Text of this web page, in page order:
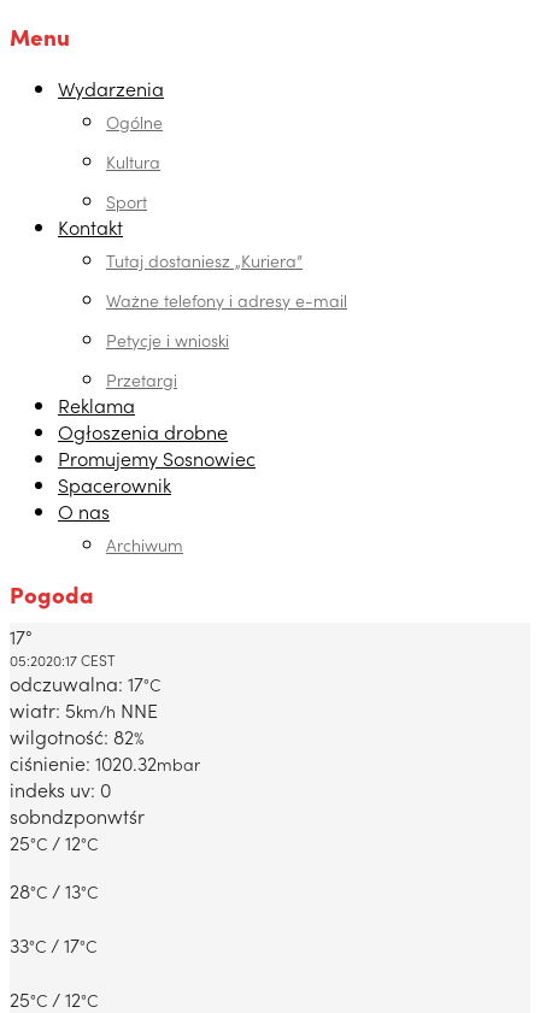
Menu
Wydarzenia
Ogólne
Kultura
Sport
Kontakt
Tutaj dostaniesz „Kuriera”
Ważne telefony i adresy e-mail
Petycje i wnioski
Przetargi
Reklama
Ogłoszenia drobne
Promujemy Sosnowiec
Spacerownik
O nas
Archiwum
Pogoda
Dabrowa Gornicza, PL
17°
05:2020:17 CEST
odczuwalna: 17°C
wiatr: 5km/h NNE
wilgotność: 82%
ciśnienie: 1020.32mbar
indeks uv: 0
sobndzponwtśr
25°C / 12°C
28°C / 13°C
33°C / 17°C
25°C / 12°C